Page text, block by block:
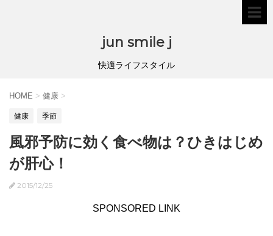
jun smile j
快適ライフスタイル
HOME > 健康 >
健康 季節
風邪予防に効く食べ物は？ひきはじめ
が肝心！
2015/12/25
SPONSORED LINK